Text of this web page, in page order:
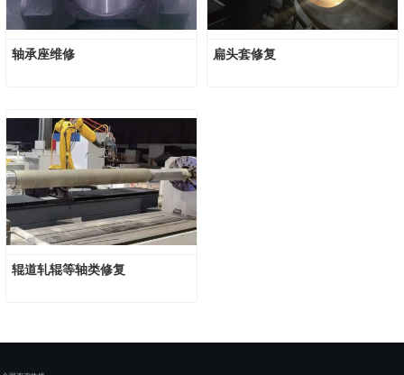
轴承座维修 扁头套修复
辊道轧辊等轴类修复